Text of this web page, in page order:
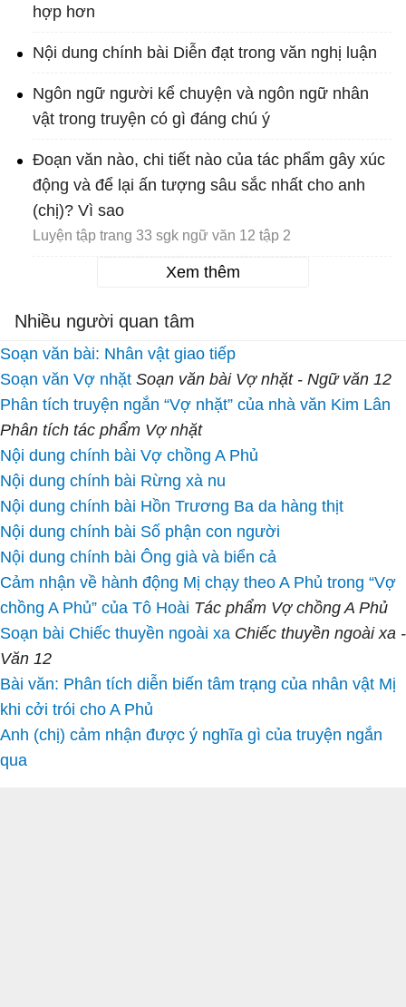
hợp hơn
Nội dung chính bài Diễn đạt trong văn nghị luận
Ngôn ngữ người kể chuyện và ngôn ngữ nhân
vật trong truyện có gì đáng chú ý
Đoạn văn nào, chi tiết nào của tác phẩm gây xúc
động và để lại ấn tượng sâu sắc nhất cho anh
(chị)? Vì sao
Luyện tập trang 33 sgk ngữ văn 12 tập 2
Xem thêm
Nhiều người quan tâm
Soạn văn bài: Nhân vật giao tiếp
Soạn văn Vợ nhặt Soạn văn bài Vợ nhặt - Ngữ văn 12
Phân tích truyện ngắn “Vợ nhặt” của nhà văn Kim Lân
Phân tích tác phẩm Vợ nhặt
Nội dung chính bài Vợ chồng A Phủ
Nội dung chính bài Rừng xà nu
Nội dung chính bài Hồn Trương Ba da hàng thịt
Nội dung chính bài Số phận con người
Nội dung chính bài Ông già và biển cả
Cảm nhận về hành động Mị chạy theo A Phủ trong “Vợ
chồng A Phủ” của Tô Hoài Tác phẩm Vợ chồng A Phủ
Soạn bài Chiếc thuyền ngoài xa Chiếc thuyền ngoài xa -
Văn 12
Bài văn: Phân tích diễn biến tâm trạng của nhân vật Mị
khi cởi trói cho A Phủ
Anh (chị) cảm nhận được ý nghĩa gì của truyện ngắn
qua